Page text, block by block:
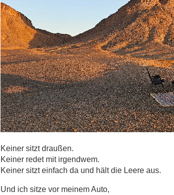
Keiner sitzt draußen.
Keiner redet mit irgendwem.
Keiner sitzt einfach da und hält die Leere aus.
Und ich sitze vor meinem Auto,